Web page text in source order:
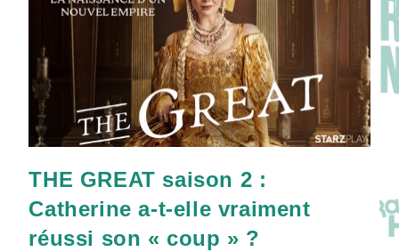
THE GREAT saison 2 :
Catherine a-t-elle vraiment
réussi son « coup » ?